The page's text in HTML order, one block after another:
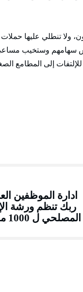
ولا تنطلي عليها حملات
سهامهم وستخيب
إلى المطامع
ادارة الموظفين
ربك تنظم ورشة
المصلحي ل 1000 موظف بالمحلية